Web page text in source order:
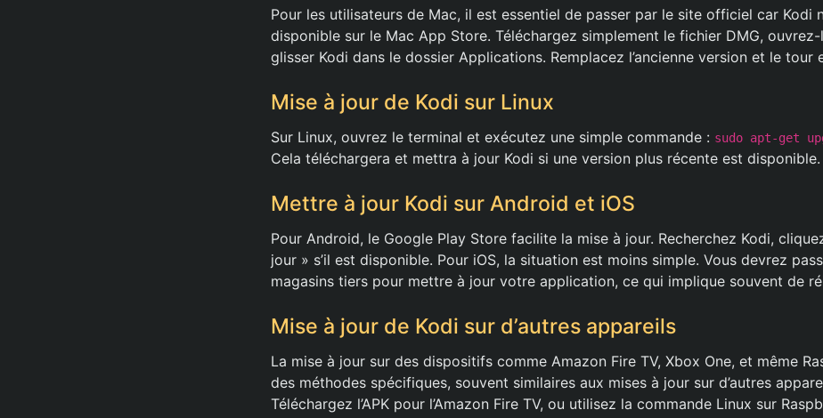
Pour les utilisateurs de Mac, il est essentiel de passer par le site officiel car Kodi
disponible sur le Mac App Store. Téléchargez simplement le fichier DMG,
glisser Kodi dans le dossier Applications. Remplacez l’ancienne version et le tour
Mise à jour de Kodi sur Linux
Sur Linux, ouvrez le terminal et exécutez une simple commande : sudo apt-get
Cela téléchargera et mettra à jour Kodi si une version plus récente est disponible.
Mettre à jour Kodi sur Android et iOS
Pour Android, le Google Play Store facilite la mise à jour. Recherchez Kodi,
jour » s’il est disponible. Pour iOS, la situation est moins simple. Vous devrez
magasins tiers pour mettre à jour votre application, ce qui implique souvent de
Mise à jour de Kodi sur d’autres appareils
La mise à jour sur des dispositifs comme Amazon Fire TV, Xbox One, et même
des méthodes spécifiques, souvent similaires aux mises à jour sur d’autres
Téléchargez l’APK pour l’Amazon Fire TV, ou utilisez la commande Linux sur